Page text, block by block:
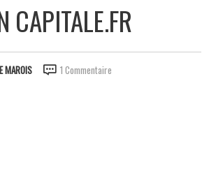
CAPITALE.FR
MAROIS 1 Commentaire